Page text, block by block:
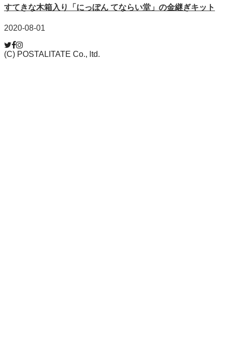
すてきな木箱入り「にっぽん てならい堂」の金継ぎキット
2020-08-01
(C) POSTALITATE Co., ltd.